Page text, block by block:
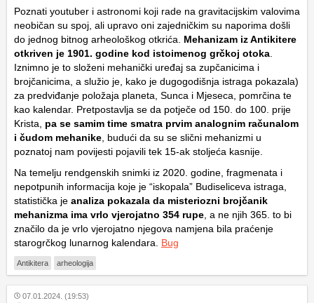
Poznati youtuber i astronomi koji rade na gravitacijskim valovima
neobičan su spoj, ali upravo oni zajedničkim su naporima došli
do jednog bitnog arheološkog otkrića.
Mehanizam iz Antikitere
otkriven je 1901. godine kod istoimenog grčkoj otoka
Iznimno je to složeni mehanički uređaj sa zupčanicima i
brojčanicima, a služio je, kako je dugogodišnja istraga pokazala)
za predviđanje položaja planeta, Sunca i Mjeseca, pomrčina te
kao kalendar. Pretpostavlja se da potječe od 150. do 100. prije
Krista, pa se samim time smatra prvim analognim računalom
i čudom mehanike , budući da su se slični mehanizmi u
poznatoj nam povijesti pojavili tek 15-ak stoljeća kasnije.
Na temelju rendgenskih snimki iz 2020. godine, fragmenata i
nepotpunih informacija koje je “iskopala” Budiseliceva istraga,
statistička je analiza pokazala da misteriozni brojčanik
mehanizma ima vrlo vjerojatno 354 rupe , a ne njih 365. to bi
značilo da je vrlo vjerojatno njegova namjena bila praćenje
starogrčkog lunarnog kalendara. Bug
Antikitera arheologija
07.01.2024. (19:53)